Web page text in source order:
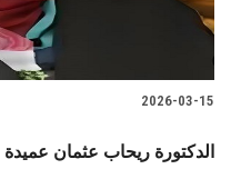
2026-03-15
الدكتورة ريحاب عثمان